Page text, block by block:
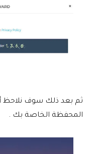
ثم بعد ذلك سوف نلاحظ
المحفظة الخاصة بك .